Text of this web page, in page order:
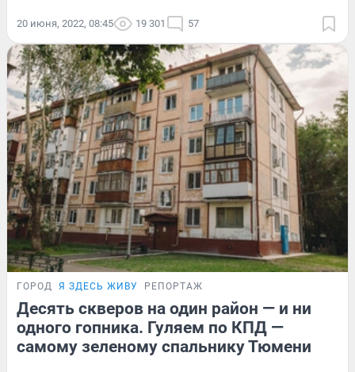
20 июня, 2022, 08:45 19 301 57
ГОРОД Я ЗДЕСЬ ЖИВУ РЕПОРТАЖ
Десять скверов на один район — и ни
одного гопника. Гуляем по КПД —
самому зеленому спальнику Тюмени